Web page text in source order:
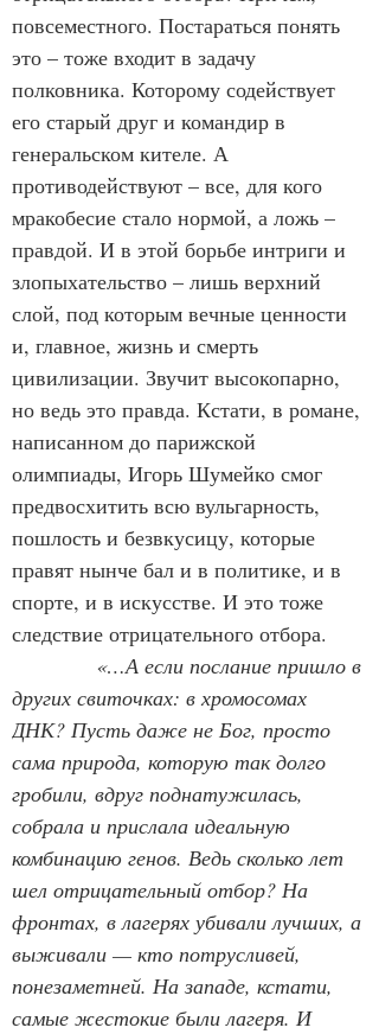
повсеместного. Постараться понять
это – тоже входит в задачу
полковника. Которому содействует
его старый друг и командир в
генеральском кителе. А
противодействуют – все, для кого
мракобесие стало нормой, а ложь –
правдой. И в этой борьбе интриги и
злопыхательство – лишь верхний
слой, под которым вечные ценности
и, главное, жизнь и смерть
цивилизации. Звучит высокопарно,
но ведь это правда. Кстати, в романе,
написанном до парижской
олимпиады, Игорь Шумейко смог
предвосхитить всю вульгарность,
пошлость и безвкусицу, которые
правят нынче бал и в политике, и в
спорте, и в искусстве. И это тоже
следствие отрицательного отбора.
«…А если послание пришло в
других свиточках: в хромосомах
ДНК? Пусть даже не Бог, просто
сама природа, которую так долго
гробили, вдруг поднатужилась,
собрала и прислала идеальную
комбинацию генов. Ведь сколько лет
шел отрицательный отбор? На
фронтах, в лагерях убивали лучших, а
выживали — кто потрусливей,
понезаметней. На западе, кстати,
самые жестокие были лагеря. И